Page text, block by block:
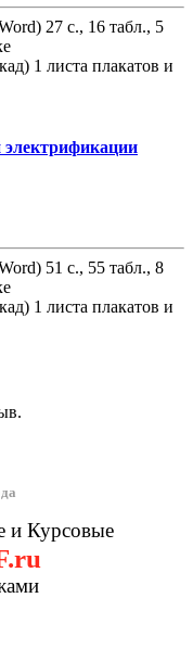
27 с., 16 табл., 5
1 листа плакатов и
электрификации
51 с., 55 табл., 8
1 листа плакатов и
и Курсовые